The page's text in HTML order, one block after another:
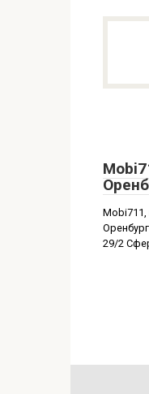
Mobi711,
29/2